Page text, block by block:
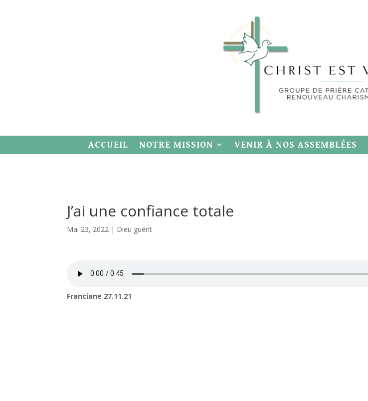
ACCUEIL NOTRE MISSION VENIR À NOS ASSEMBLÉES
J’ai une confiance totale
Mai 23, 2022 | Dieu guérit
Franciane 27.11.21